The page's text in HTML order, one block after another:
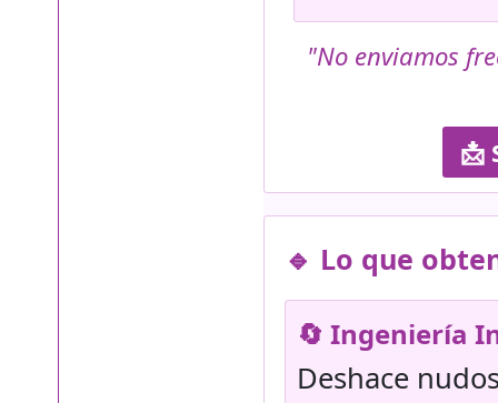
"No enviamos
📩
🔹 Lo que
🔄 Ingeniería
Deshace